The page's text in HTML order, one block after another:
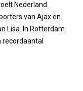
Nederland.
van Ajax en
Lisa. In Rotterdam
recordaantal